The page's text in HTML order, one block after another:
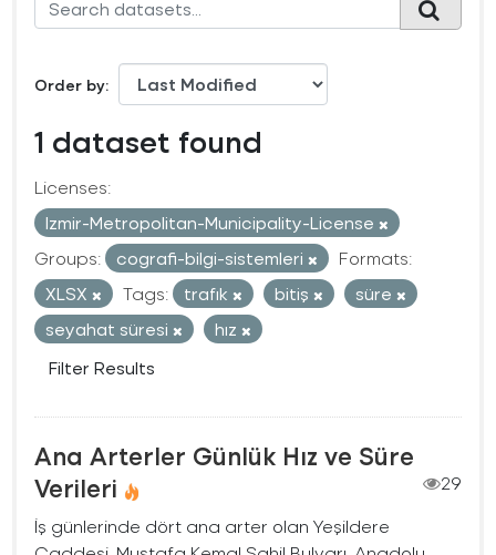
Order by
1 dataset found
Licenses:
Izmir-Metropolitan-Municipality-License
Groups:
cografi-bilgi-sistemleri
Formats:
XLSX
Tags: trafık bitiş
süre
seyahat süresi
hız
Filter Results
Ana Arterler Günlük Hız ve Süre
Verileri
29
İş günlerinde dört ana arter olan Yeşildere